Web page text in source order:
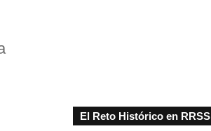
El Reto Histórico en RRSS